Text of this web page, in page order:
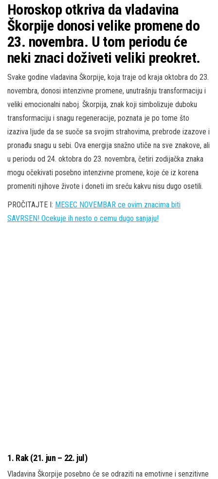
Horoskop otkriva da vladavina
Škorpije donosi velike promene do
23. novembra. U tom periodu će
neki znaci doživeti veliki preokret.
Svake godine vladavina Škorpije, koja traje od kraja oktobra do 23.
novembra, donosi intenzivne promene, unutrašnju transformaciju i
veliki emocionalni naboj. Škorpija, znak koji simbolizuje duboku
transformaciju i snagu regeneracije, poznata je po tome što
izaziva ljude da se suoče sa svojim strahovima, prebrode izazove i
pronađu snagu u sebi. Ova energija snažno utiče na sve znakove, ali
u periodu od 24. oktobra do 23. novembra, četiri zodijačka znaka
mogu očekivati posebno intenzivne promene, koje će iz korena
promeniti njihove živote i doneti im sreću kakvu nisu dugo osetili.
PROČITAJTE I: MESEC NOVEMBAR ce ovim znacima biti
SAVRSEN! Ocekuje ih nesto o cemu dugo sanjaju!
1. Rak (21. jun – 22. jul)
Vladavina Škorpije posebno će se odraziti na emotivne i senzitivne